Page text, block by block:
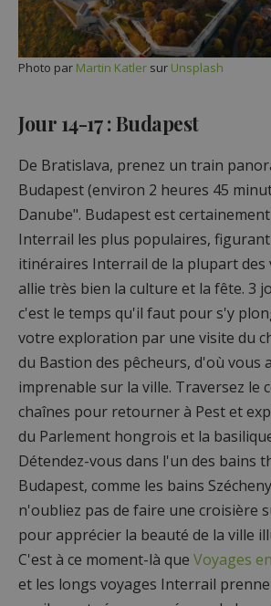
Photo par Martin Katler sur Unsplash
Jour 14-17 : Budapest
De Bratislava, prenez un train
Budapest (environ 2 heures 45
Danube". Budapest est
Interrail les plus populaires,
itinéraires Interrail de la plupart des
allie très bien la culture et la fête. 3
c'est le temps qu'il faut pour s'y
votre exploration par une visite du
du Bastion des pêcheurs, d'où vous
imprenable sur la ville. Traversez le
chaînes pour retourner à Pest et
du Parlement hongrois et la
Détendez-vous dans l'un des bains
Budapest, comme les bains
n'oubliez pas de faire une croisière
pour apprécier la beauté de la ville
C'est à ce moment-là que Voyages
et les longs voyages Interrail